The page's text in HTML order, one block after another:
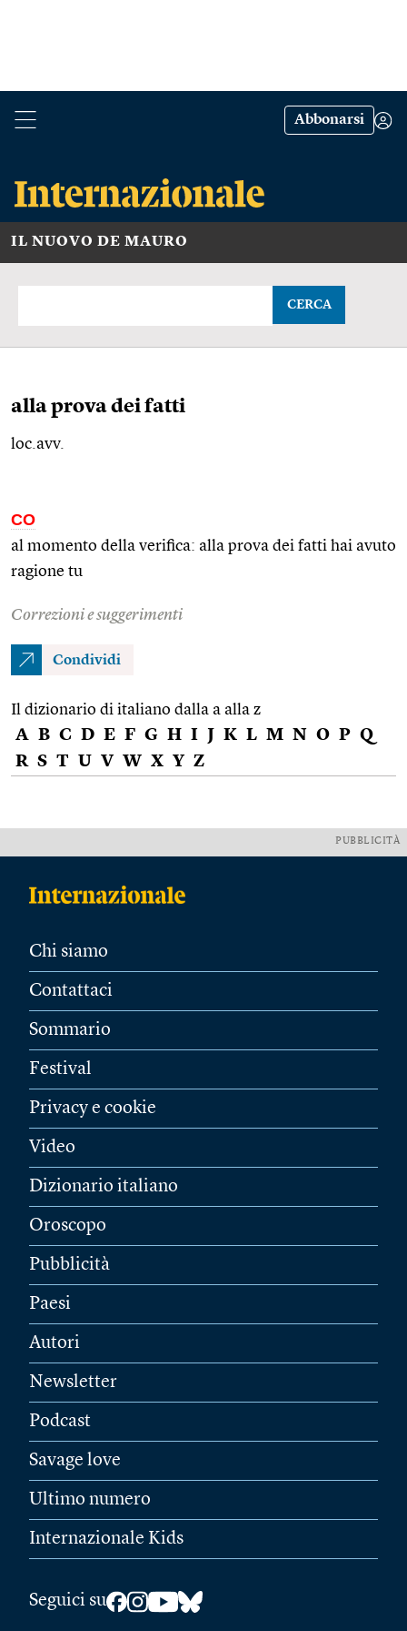
Abbonarsi
IL NUOVO DE MAURO
CERCA
alla prova dei fatti
loc.avv.
CO
al momento della verifica: alla prova dei fatti hai avuto
ragione tu
Correzioni e suggerimenti
Condividi
Il dizionario di italiano dalla a alla z
A B C D E F G H I J K L M N O P Q
R S T U V W X Y Z
PUBBLICITÀ
Chi siamo
Contattaci
Sommario
Festival
Privacy e cookie
Video
Dizionario italiano
Oroscopo
Pubblicità
Paesi
Autori
Newsletter
Podcast
Savage love
Ultimo numero
Internazionale Kids
Seguici su